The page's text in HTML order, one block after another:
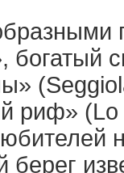
риф»
берег